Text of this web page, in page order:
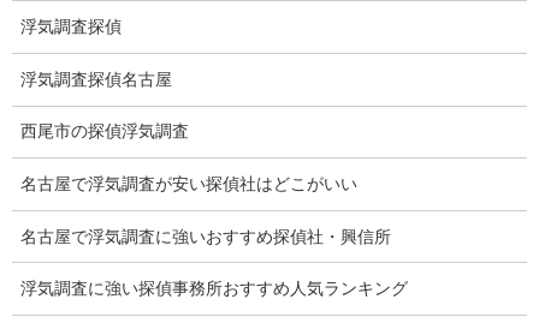
ストーカー関連調査料金
調査事例
お礼の言葉
Q&A
浮気調査探偵
浮気調査探偵名古屋
西尾市の探偵浮気調査
名古屋で浮気調査が安い探偵社はどこがいい
名古屋で浮気調査に強いおすすめ探偵社・興信所
浮気調査に強い探偵事務所おすすめ人気ランキング